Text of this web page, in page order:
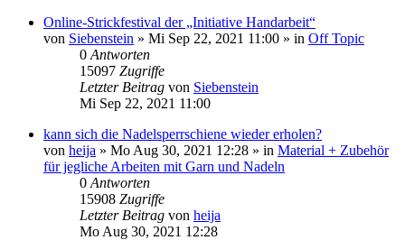
Online-Strickfestival der „Initiative Handarbeit“
von Siebenstein » Mi Sep 22, 2021 11:00 » in Off Topic
0 Antworten
15097 Zugriffe
Letzter Beitrag von Siebenstein
Mi Sep 22, 2021 11:00
kann sich die Nadelsperrschiene wieder erholen?
von heija » Mo Aug 30, 2021 12:28 » in Material + Zubehör
für jegliche Arbeiten mit Garn und Nadeln
0 Antworten
15908 Zugriffe
Letzter Beitrag von heija
Mo Aug 30, 2021 12:28